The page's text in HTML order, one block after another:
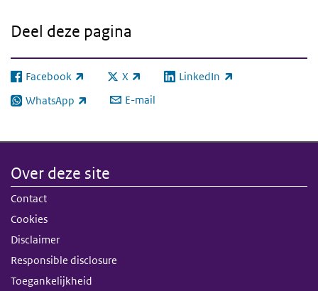
Deel deze pagina
Facebook
(externe link) X
(externe link) LinkedIn
(externe link)
WhatsApp
(externe link) E-mail
Over deze site
Contact
Cookies
Disclaimer
Responsible disclosure
Toegankelijkheid